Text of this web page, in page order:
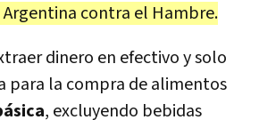
contra el Hambre.
dinero en efectivo ysolo
para la compra de alimentos
, excluyendo bebidas